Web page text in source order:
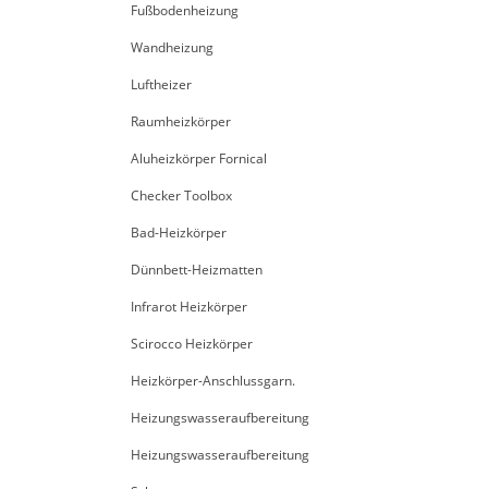
Fußbodenheizung
Wandheizung
Luftheizer
Raumheizkörper
Aluheizkörper Fornical
Checker Toolbox
Bad-Heizkörper
Dünnbett-Heizmatten
Infrarot Heizkörper
Scirocco Heizkörper
Heizkörper-Anschlussgarn.
Heizungswasseraufbereitung
Heizungswasseraufbereitung